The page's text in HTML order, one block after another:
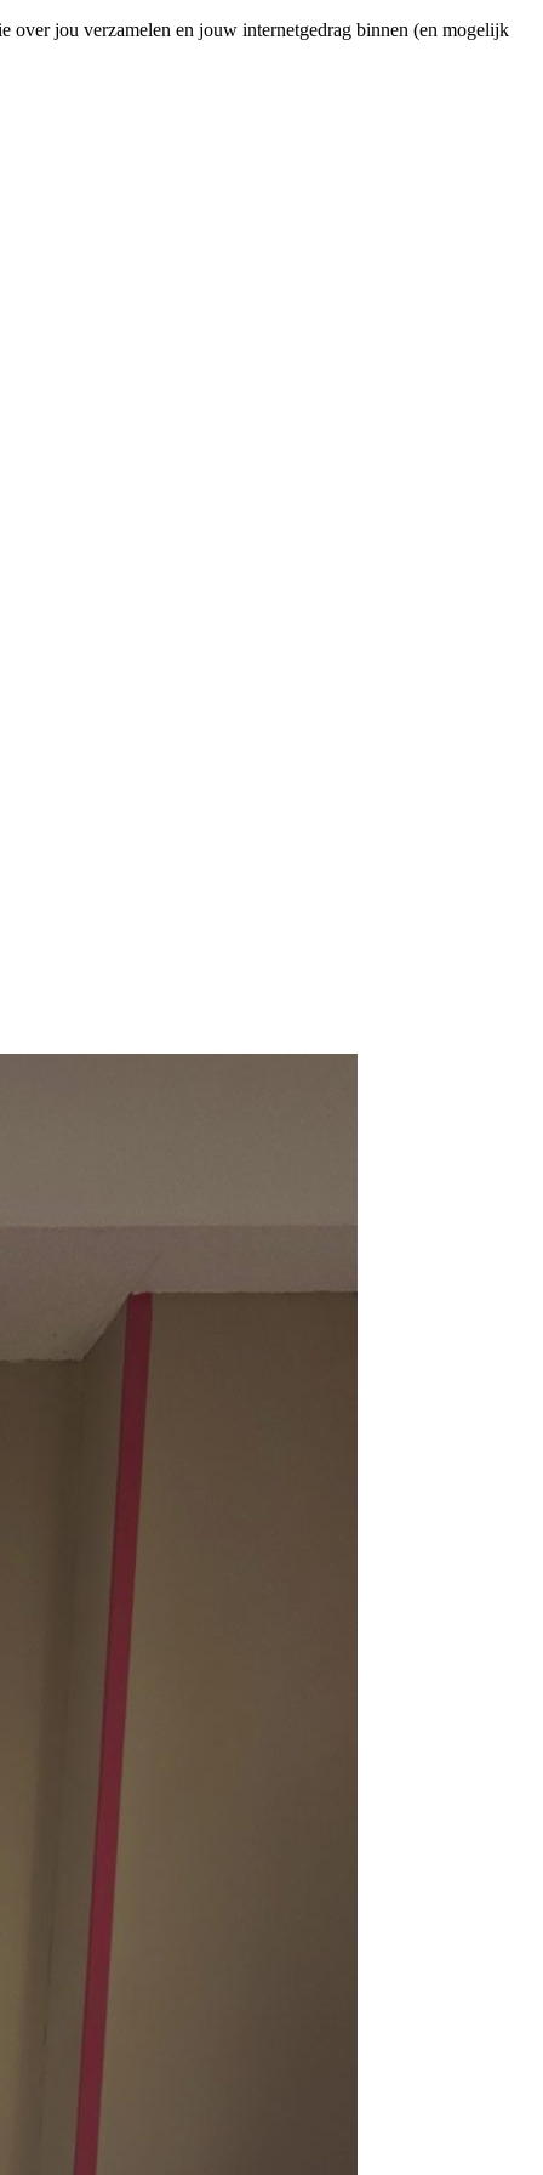
over jou verzamelen en jouw internetgedrag binnen (en mogelijk